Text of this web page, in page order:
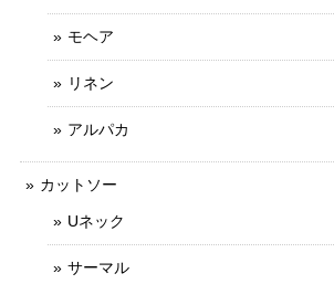
モヘア
リネン
アルパカ
カットソー
Uネック
サーマル